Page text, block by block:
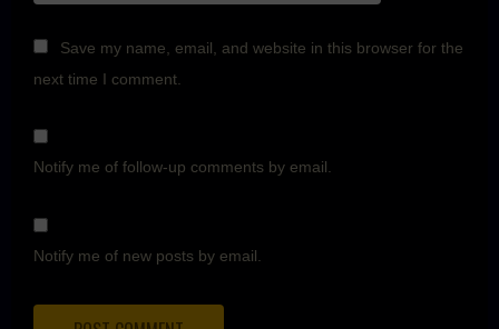
Save my name, email, and website in this browser for the
next time I comment.
Notify me of follow-up comments by email.
Notify me of new posts by email.